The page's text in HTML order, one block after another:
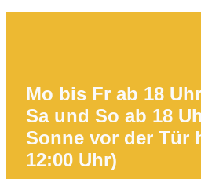
Mo bis Fr ab 18 Uhr
Sa und So ab 18
Sonne vor der Tür
12:00 Uhr)